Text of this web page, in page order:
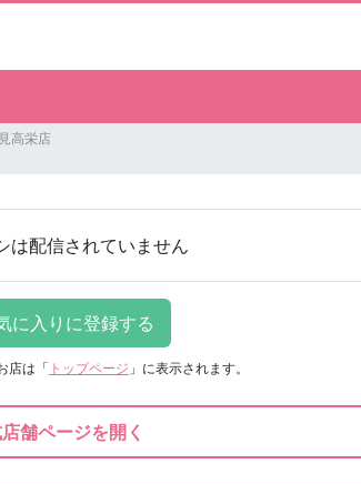
高栄店
は配信されていません
店は 「 トップページ 」に表示されます。
舗ページを開く